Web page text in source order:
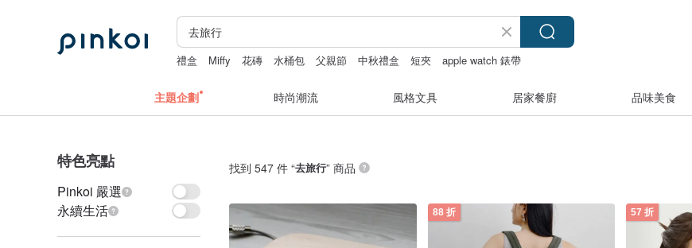
禮盒 Miffy 花磚 水桶包 父親節 中秋禮盒 短夾 apple watch 錶帶
主題企劃 時尚潮流 風格文具 居家餐廚 品味美食
特色亮點
Pinkoi 嚴選
永續生活
找到 547 件 “去旅行” 商品
88 折 57 折